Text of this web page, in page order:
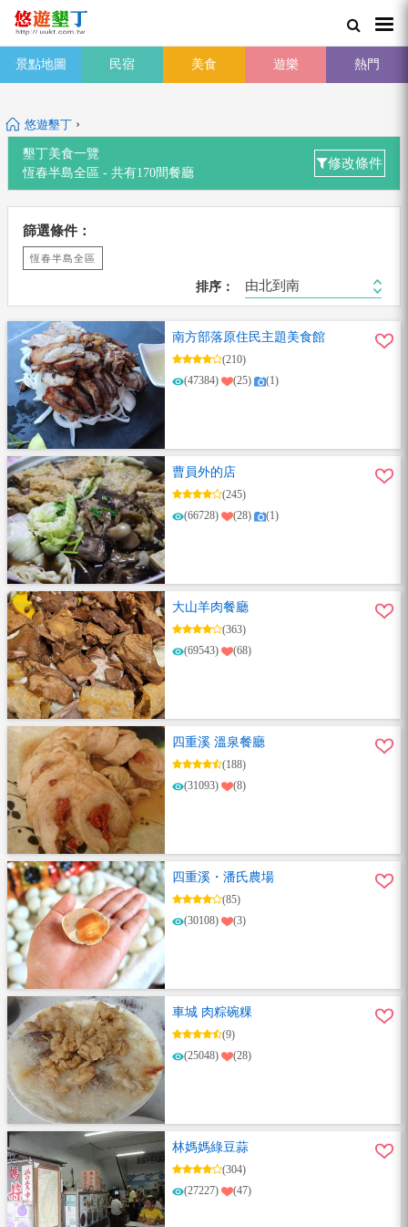
景點地圖 民宿 美食 遊樂 熱門
悠遊墾丁 ›
墾丁美食一覽
恆春半島全區 - 共有170間餐廳
修改條件
篩選條件：
恆春半島全區
排序： 由北到南
南方部落原住民主題美食館
(210)
(47384)
(25) (1)
曹員外的店
(245)
(66728)
(28) (1)
大山羊肉餐廳
(363)
(69543)
(68)
四重溪 溫泉餐廳
(188)
(31093)
(8)
四重溪・潘氏農場
(85)
(30108)
(3)
車城 肉粽碗粿
(9)
(25048)
(28)
林媽媽綠豆蒜
(304)
(27227)
(47)